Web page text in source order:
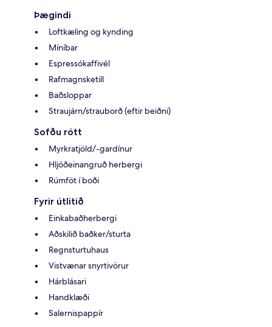
Þægindi
Loftkæling og kynding
Míníbar
Espressókaffivél
Rafmagnsketill
Baðsloppar
Straujárn/strauborð (eftir beiðni)
Sofðu rótt
Myrkratjöld/-gardínur
Hljóðeinangruð herbergi
Rúmföt í boði
Fyrir útlitið
Einkabaðherbergi
Aðskilið baðker/sturta
Regnsturtuhaus
Vistvænar snyrtivörur
Hárblásari
Handklæði
Salernispappír